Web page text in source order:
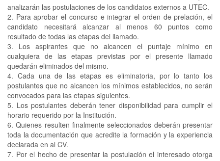
analizarán las postulaciones de los candidatos externos a UTEC.
2. Para aprobar el concurso e integrar el orden de prelación, el
candidato necesitará alcanzar al menos 60 puntos como
resultado de todas las etapas del llamado.
3.
Los aspirantes que no alcancen el puntaje mínimo en
cualquiera de las etapas previstas por el presente llamado
quedarán eliminados del mismo.
4. Cada una de las etapas es eliminatoria, por lo tanto los
postulantes que no alcancen los mínimos establecidos, no serán
convocados para las etapas siguientes.
5. Los postulantes deberán tener disponibilidad para cumplir el
horario requerido por la Institución.
6. Quienes resulten finalmente seleccionados deberán presentar
toda la documentación que acredite la formación y la experiencia
declarada en al CV.
7. Por el hecho de presentar la postulación el interesado otorga